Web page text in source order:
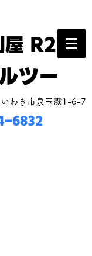
屋 R2
ツー
わき市泉玉露1-6-7
6832